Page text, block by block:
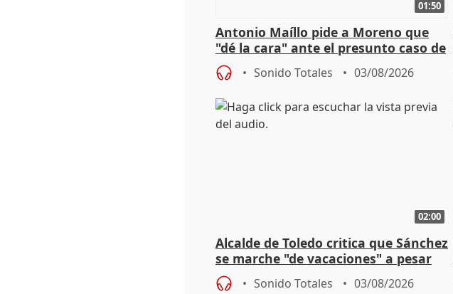
01:50
Antonio Maíllo pide a Moreno que
"dé la cara" ante el presunto caso de
acoso del CEO de ADM
Sonido Totales 03/08/2026
02:00
Alcalde de Toledo critica que Sánchez
se marche "de vacaciones" a pesar
de la crisis migratoria
Sonido Totales 03/08/2026